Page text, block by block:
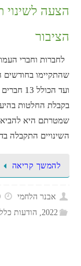
הציבור
לחברות וחברי
שהתקיימו בחודשים
ועד
בקבלת החלטות
שמטרתם היא להביא
השינויים התקבלה
להמשך קריאה
אבנר הלחמי
2022
הודעות